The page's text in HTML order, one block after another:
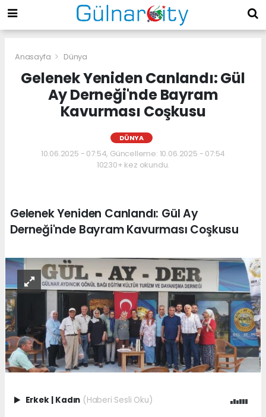
Anasayfa Dünya
Gelenek Yeniden Canlandı: Gül
Ay Derneği'nde Bayram
Kavurması Coşkusu
DÜNYA
10.06.2025 - 07:54, Güncelleme: 10.06.2025 - 07:54
10230+ kez okundu.
Gelenek Yeniden Canlandı: Gül Ay
Derneği'nde Bayram Kavurması Coşkusu
Erkek Kadın (Haberi Sesli Oku)